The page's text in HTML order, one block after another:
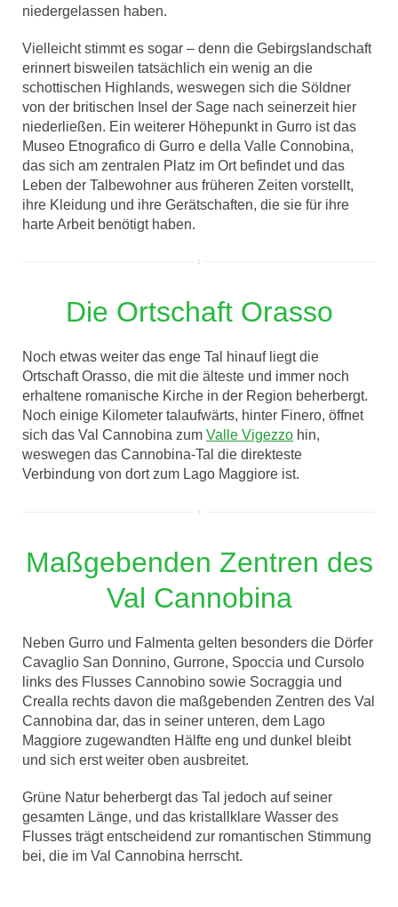
niedergelassen haben.
Vielleicht stimmt es sogar – denn die Gebirgslandschaft
erinnert bisweilen tatsächlich ein wenig an die
schottischen Highlands, weswegen sich die Söldner
von der britischen Insel der Sage nach seinerzeit hier
niederließen. Ein weiterer Höhepunkt in Gurro ist das
Museo Etnografico di Gurro e della Valle Connobina,
das sich am zentralen Platz im Ort befindet und das
Leben der Talbewohner aus früheren Zeiten vorstellt,
ihre Kleidung und ihre Gerätschaften, die sie für ihre
harte Arbeit benötigt haben.
Die Ortschaft Orasso
Noch etwas weiter das enge Tal hinauf liegt die
Ortschaft Orasso, die mit die älteste und immer noch
erhaltene romanische Kirche in der Region beherbergt.
Noch einige Kilometer talaufwärts, hinter Finero, öffnet
sich das Val Cannobina zum Valle Vigezzo hin,
weswegen das Cannobina-Tal die direkteste
Verbindung von dort zum Lago Maggiore ist.
Maßgebenden Zentren des
Val Cannobina
Neben Gurro und Falmenta gelten besonders die Dörfer
Cavaglio San Donnino, Gurrone, Spoccia und Cursolo
links des Flusses Cannobino sowie Socraggia und
Crealla rechts davon die maßgebenden Zentren des Val
Cannobina dar, das in seiner unteren, dem Lago
Maggiore zugewandten Hälfte eng und dunkel bleibt
und sich erst weiter oben ausbreitet.
Grüne Natur beherbergt das Tal jedoch auf seiner
gesamten Länge, und das kristallklare Wasser des
Flusses trägt entscheidend zur romantischen Stimmung
bei, die im Val Cannobina herrscht.